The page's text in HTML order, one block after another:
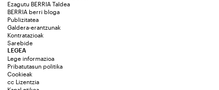
Ezagutu BERRIA Taldea
BERRIA berri bloga
Publizitatea
Galdera-erantzunak
Kontratazioak
Sarebide
LEGEA
Lege informazioa
Pribatutasun politika
Cookieak
cc Lizentzia